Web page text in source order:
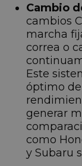
Cambio
cambios
marcha
correa o
Este
óptimo
generar
como
y Subaru